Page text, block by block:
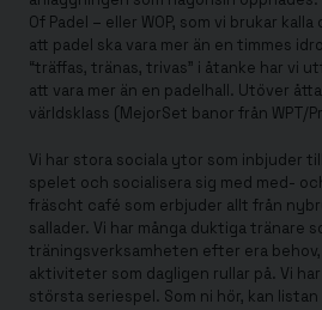
Of Padel – eller WOP, som vi brukar
att padel ska vara mer än en timmes
“träffas, tränas, trivas” i åtanke har vi
att vara mer än en padelhall. Utöver
världsklass (MejorSet banor från WPT/
Vi har stora sociala ytor som inbjuder
spelet och socialisera sig med med-
fräscht café som erbjuder allt från
sallader. Vi har många duktiga tränare
träningsverksamheten efter era
aktiviteter som dagligen rullar på. Vi
största seriespel. Som ni hör, kan